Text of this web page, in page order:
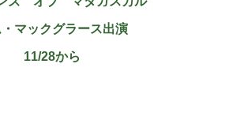
・マックグラース出演
11/28から